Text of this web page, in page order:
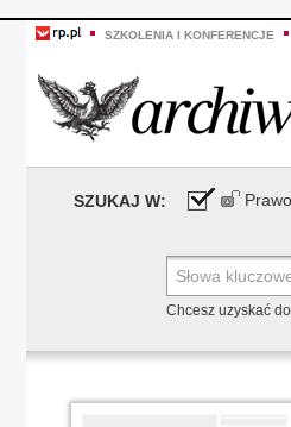
SZKOLENIA I KONFERENCJE
SZUKAJ W: Prawo
Chcesz uzyskać